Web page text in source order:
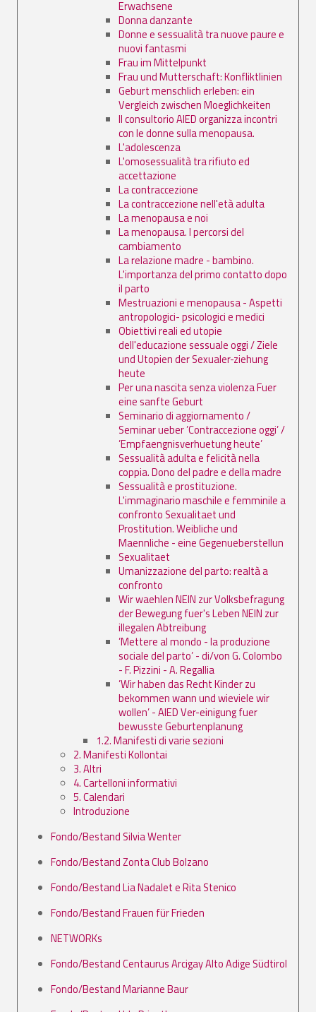
Erwachsene
Donna danzante
Donne e sessualità tra nuove paure e
nuovi fantasmi
Frau im Mittelpunkt
Frau und Mutterschaft: Konfliktlinien
Geburt menschlich erleben: ein
Vergleich zwischen Moeglichkeiten
Il consultorio AIED organizza incontri
con le donne sulla menopausa.
L'adolescenza
L'omosessualità tra rifiuto ed
accettazione
La contraccezione
La contraccezione nell'età adulta
La menopausa e noi
La menopausa. I percorsi del
cambiamento
La relazione madre - bambino.
L'importanza del primo contatto dopo
il parto
Mestruazioni e menopausa - Aspetti
antropologici- psicologici e medici
Obiettivi reali ed utopie
dell'educazione sessuale oggi / Ziele
und Utopien der Sexualer-ziehung
heute
Per una nascita senza violenza Fuer
eine sanfte Geburt
Seminario di aggiornamento /
Seminar ueber ’Contraccezione oggi’ /
’Empfaengnisverhuetung heute’
Sessualità adulta e felicità nella
coppia. Dono del padre e della madre
Sessualità e prostituzione.
L'immaginario maschile e femminile a
confronto Sexualitaet und
Prostitution. Weibliche und
Maennliche - eine Gegenueberstellun
Sexualitaet
Umanizzazione del parto: realtà a
confronto
Wir waehlen NEIN zur Volksbefragung
der Bewegung fuer's Leben NEIN zur
illegalen Abtreibung
’Mettere al mondo - la produzione
sociale del parto’ - di/von G. Colombo
- F. Pizzini - A. Regallia
’Wir haben das Recht Kinder zu
bekommen wann und wieviele wir
wollen’ - AIED Ver-einigung fuer
bewusste Geburtenplanung
1.2. Manifesti di varie sezioni
2. Manifesti Kollontai
3. Altri
4. Cartelloni informativi
5. Calendari
Introduzione
Fondo/Bestand Silvia Wenter
Fondo/Bestand Zonta Club Bolzano
Fondo/Bestand Lia Nadalet e Rita Stenico
Fondo/Bestand Frauen für Frieden
NETWORKs
Fondo/Bestand Centaurus Arcigay Alto Adige Südtirol
Fondo/Bestand Marianne Baur